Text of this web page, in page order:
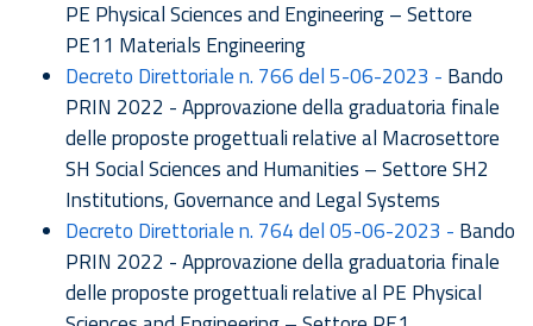
PE Physical Sciences and Engineering – Settore
PE11 Materials Engineering
Decreto Direttoriale n. 766 del 5-06-2023 - Bando
PRIN 2022 - Approvazione della graduatoria finale
delle proposte progettuali relative al Macrosettore
SH Social Sciences and Humanities – Settore SH2
Institutions, Governance and Legal Systems
Decreto Direttoriale n. 764 del 05-06-2023 - Bando
PRIN 2022 - Approvazione della graduatoria finale
delle proposte progettuali relative al PE Physical